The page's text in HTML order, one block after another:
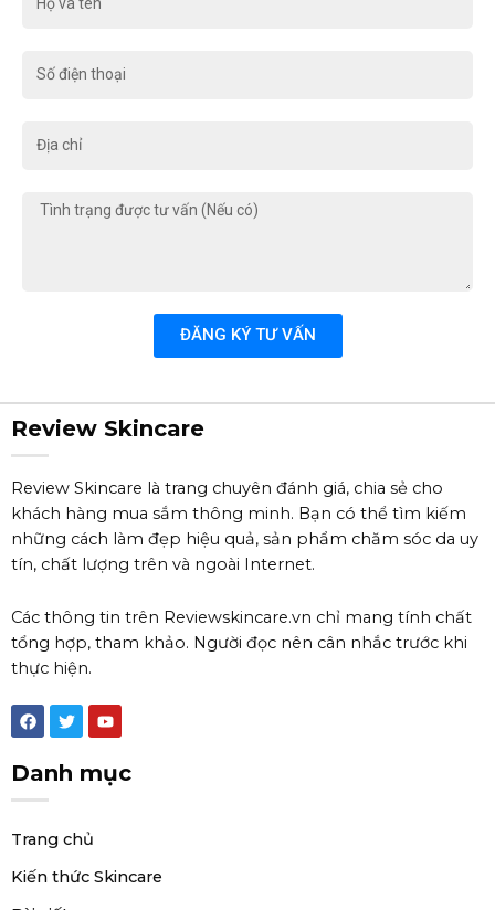
Tình
ĐĂNG KÝ TƯ VẤN
Review Skincare
Review Skincare là trang chuyên đánh giá, chia sẻ cho
khách hàng mua sắm thông minh. Bạn có thể tìm kiếm
những cách làm đẹp hiệu quả, sản phẩm chăm sóc da uy
tín, chất lượng trên và ngoài Internet.
Các thông tin trên Reviewskincare.vn chỉ mang tính chất
tổng hợp, tham khảo. Người đọc nên cân nhắc trước khi
thực hiện.
F
a
c
e
b
o
T
w
i
t
Y
o
u
u
Danh mục
Trang chủ
Kiến thức Skincare